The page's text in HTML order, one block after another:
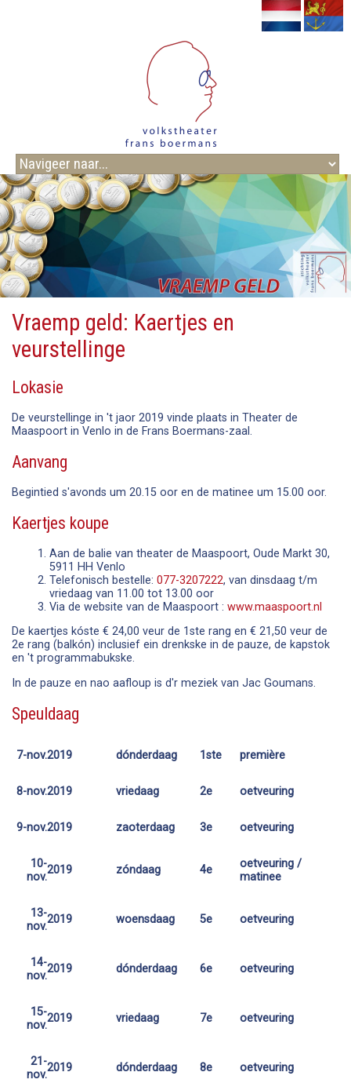
Vraemp geld: Kaertjes en
veurstellinge
Lokasie
De veurstellinge in 't jaor 2019 vinde plaats in Theater de
Maaspoort in Venlo in de Frans Boermans-zaal.
Aanvang
Begintied s'avonds um 20.15 oor en de matinee um 15.00 oor.
Kaertjes koupe
Aan de balie van theater de Maaspoort, Oude Markt 30,
5911 HH Venlo
Telefonisch bestelle: 077-3207222, van dinsdaag t/m
vriedaag van 11.00 tot 13.00 oor
Via de website van de Maaspoort : www.maaspoort.nl
De kaertjes kóste € 24,00 veur de 1ste rang en € 21,50 veur de
2e rang (balkón) inclusief ein drenkske in de pauze, de kapstok
en 't programmabukske.
In de pauze en nao aafloup is d'r meziek van Jac Goumans.
Speuldaag
7-nov.2019 dónderdaag 1ste première
8-nov.2019 vriedaag 2e oetveuring
9-nov.2019 zaoterdaag 3e oetveuring
10-
nov.
2019 zóndaag 4e
oetveuring /
matinee
13-
nov.
2019 woensdaag 5e oetveuring
14-
nov.
2019 dónderdaag 6e oetveuring
15-
nov.
2019 vriedaag 7e oetveuring
21-
nov.
2019 dónderdaag 8e oetveuring